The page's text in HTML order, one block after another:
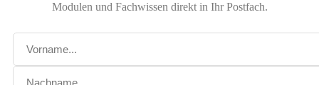
Modulen und Fachwissen direkt in Ihr Postfach.